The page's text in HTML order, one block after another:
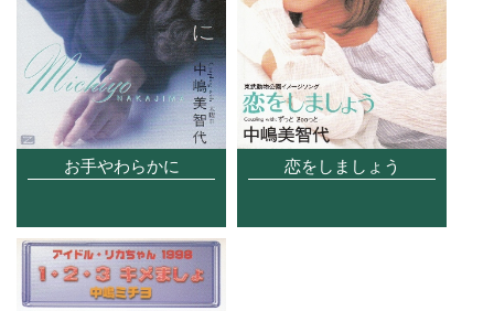
お手やわらかに 恋をしましょう